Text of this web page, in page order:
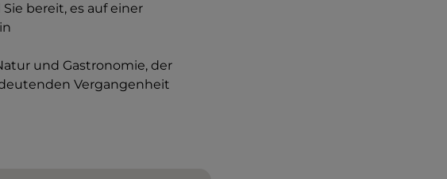
bereit, es auf einer
und Gastronomie, der
Vergangenheit